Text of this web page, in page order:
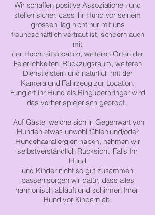
Wir schaffen positive Assoziationen und
stellen sicher, dass ihr Hund vor seinem
grossen Tag nicht nur mit uns
freundschaftlich vertraut ist, sondern auch
mit
der Hochzeitslocation, weiteren Orten der
Feierlichkeiten, Rückzugsraum, weiteren
Dienstleistern und natürlich mit der
Kamera und Fahrzeug zur Location.
Fungiert ihr Hund als Ringüberbringer wird
das vorher spielerisch geprobt.
Auf Gäste, welche sich in Gegenwart von
Hunden etwas unwohl fühlen und/oder
Hundehaarallergien haben, nehmen wir
selbstverständlich Rücksicht. Falls Ihr
Hund
und Kinder nicht so gut zusammen
passen sorgen wir dafür, dass alles
harmonisch abläuft und schirmen Ihren
Hund vor Kindern ab.